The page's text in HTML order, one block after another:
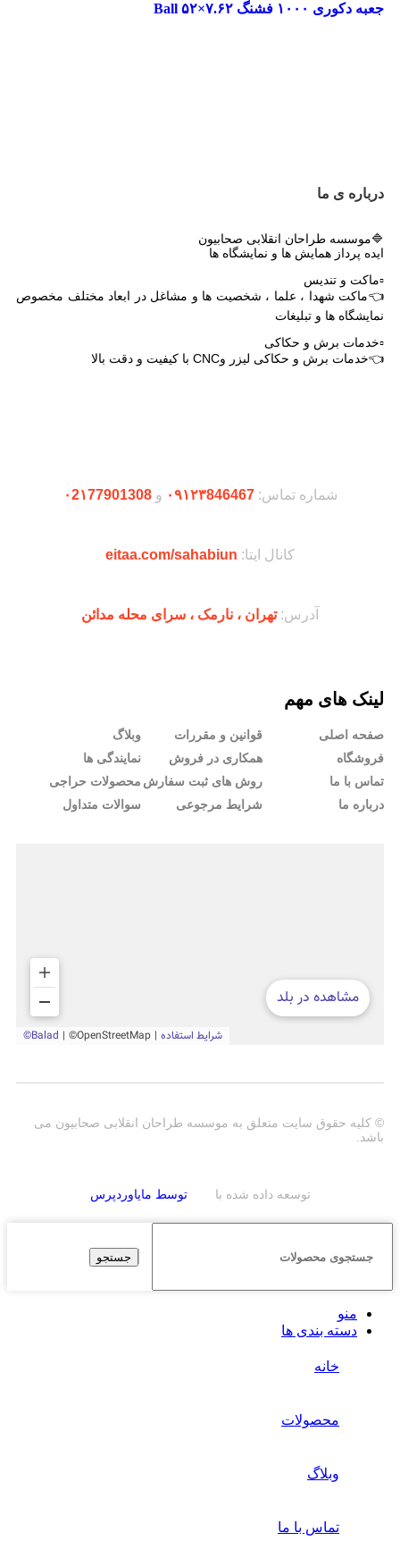
مشاهده سریع
جعبه دکوری ۱۰۰۰ فشنگ ۷.۶۲×۵۲ Ball
درباره ی ما
🔷موسسه طراحان انقلابی صحابیون
ایده پرداز همایش ها و نمایشگاه ها
▫️ماکت و تندیس
👈ماکت شهدا ، علما ، شخصیت ها و مشاغل در ابعاد مختلف مخصوص
نمایشگاه ها و تبلیغات
▫️خدمات برش و حکاکی
👈خدمات برش و حکاکی لیزر وCNC با کیفیت و دقت بالا
شماره تماس:۰۹۱۲۳846467 و۰2۱77901308
کانال ایتا: eitaa.com/sahabiun
آدرس:تهران ،‌ نارمک ، سرای محله مدائن
لینک های مهم
صفحه اصلی
فروشگاه
تماس با ما
درباره ما
قوانین و مقررات
همکاری در فروش
روش های ثبت سفارش
شرایط مرجوعی
وبلاگ
نمایندگی ها
محصولات حراجی
سوالات متداول
© کلیه حقوق سایت متعلق به موسسه طراحان انقلابی صحابیون می
باشد.
توسعه داده شده با توسط مایاوردپرس
جستجو
منو
دسته بندی ها
خانه
محصولات
وبلاگ
تماس با ما